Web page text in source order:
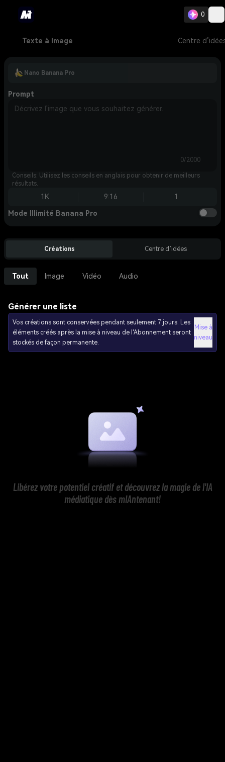
0
Texte à image Centre
Nano Banana Pro
Prompt
0/2000
Conseils: Utilisez les conseils en anglais pour obtenir de meilleurs
résultats.
1K 9:16 1
Mode Illimité Banana Pro
Créations Centre d’idées
Tout Image Vidéo Audio
Générer une liste
Vos créations sont conservées pendant seulement 7 jours. Les
éléments créés après la mise à niveau de l'Abonnement seront
stockés de façon permanente.
Mise à
niveau
Libérez votre potentiel créatif et découvrez la magie de l'IA
médiatique dès mIAntenant!